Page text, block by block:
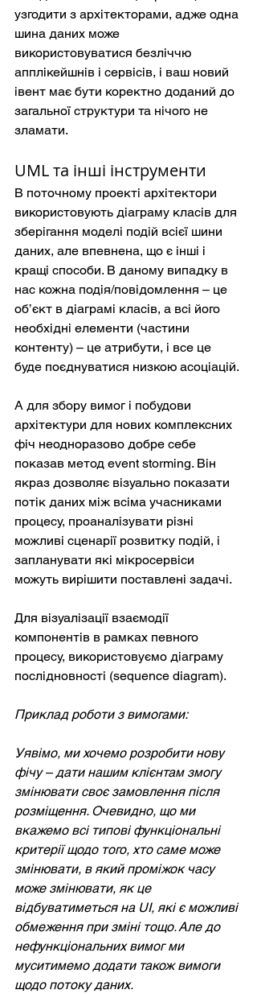
узгодити з архітекторами, адже одна
шина даних може
використовуватися безліччю
апплікейшнів і сервісів, і ваш новий
івент має бути коректно доданий до
загальної структури та нічого не
зламати.
UML та інші інструменти
В поточному проекті архітектори
використовують діаграму класів для
зберігання моделі подій всієї шини
даних, але впевнена, що є інші і
кращі способи. В даному випадку в
нас кожна подія/повідомлення – це
об’єкт в діаграмі класів, а всі його
необхідні елементи (частини
контенту) – це атрибути, і все це
буде поєднуватися низкою асоціацій.
А для збору вимог і побудови
архітектури для нових комплексних
фіч неодноразово добре себе
показав метод event storming. Він
якраз дозволяє візуально показати
потік даних між всіма учасниками
процесу, проаналізувати різні
можливі сценарії розвитку подій, і
запланувати які мікросервіси
можуть вирішити поставлені задачі.
Для візуалізації взаємодії
компонентів в рамках певного
процесу, використовуємо діаграму
послідновності (sequence diagram).
Приклад роботи з вимогами:
Уявімо, ми хочемо розробити нову
фічу – дати нашим клієнтам змогу
змінювати своє замовлення після
розміщення. Очевидно, що ми
вкажемо всі типові функціональні
критерії щодо того, хто саме може
змінювати, в який проміжок часу
може змінювати, як це
відбуватиметься на UI, які є можливі
обмеження при зміні тощо. Але до
нефункціональних вимог ми
муситимемо додати також вимоги
щодо потоку даних.